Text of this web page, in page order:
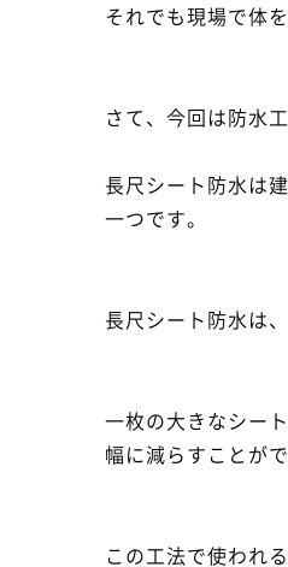
それでも現場で体
さて、今回は防水
長尺シート防水は
一つです。
長尺シート防水は
一枚の大きなシー
幅に減らすことがで
この工法で使われ